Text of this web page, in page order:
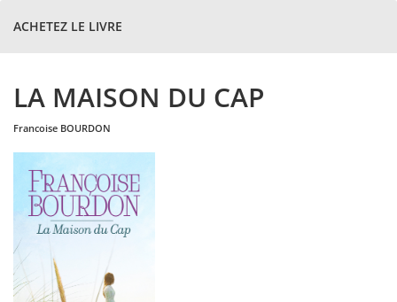
ACHETEZ LE LIVRE
LA MAISON DU CAP
francoise BOURDON